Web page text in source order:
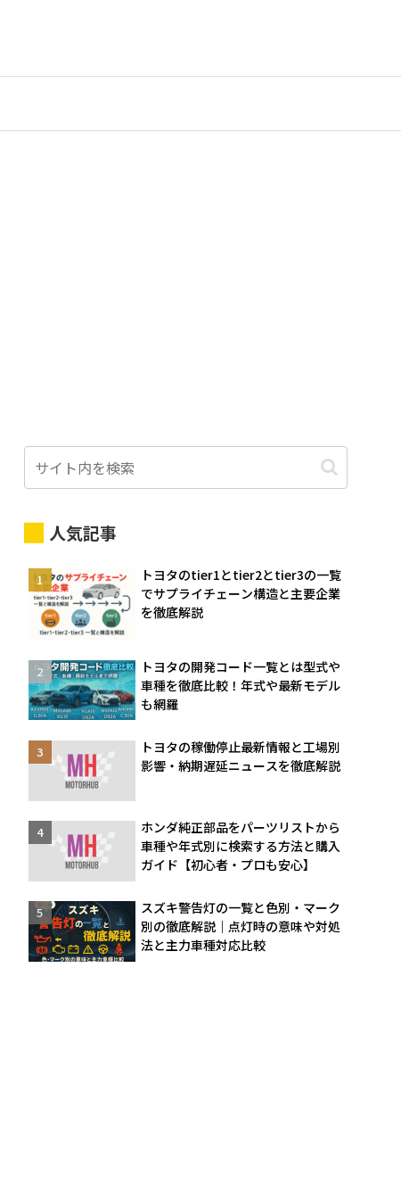
人気記事
トヨタのtier1とtier2とtier3の一覧
でサプライチェーン構造と主要企業
を徹底解説
トヨタの開発コード一覧とは型式や
車種を徹底比較！年式や最新モデル
も網羅
トヨタの稼働停止最新情報と工場別
影響・納期遅延ニュースを徹底解説
ホンダ純正部品をパーツリストから
車種や年式別に検索する方法と購入
ガイド【初心者・プロも安心】
スズキ警告灯の一覧と色別・マーク
別の徹底解説｜点灯時の意味や対処
法と主力車種対応比較